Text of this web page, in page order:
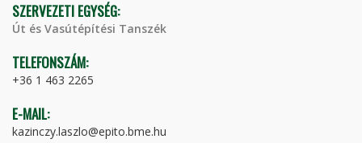
SZERVEZETI EGYSÉG:
Út és Vasútépítési Tanszék
TELEFONSZÁM:
+36 1 463 2265
E-MAIL:
kazinczy.laszlo@epito.bme.hu